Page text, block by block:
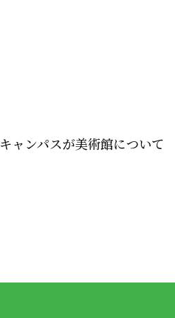
キャンパスが美術館について